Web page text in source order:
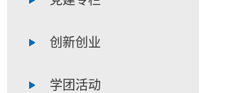
创新创业
学团活动